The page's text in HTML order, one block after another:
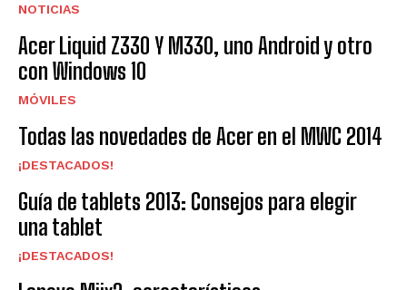
NOTICIAS
Acer Liquid Z330 Y M330, uno Android y otro
con Windows 10
MÓVILES
Todas las novedades de Acer en el MWC 2014
¡DESTACADOS!
Guía de tablets 2013: Consejos para elegir
una tablet
¡DESTACADOS!